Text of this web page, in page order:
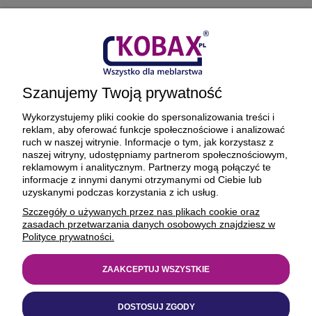
Płatności i dostawa
Ciekawostki
O firmie
BEZPIECZNE PŁATNOŚCI ORAZ DOSTAWA
Realizacja
https://xeniadesign.pl/| Sklep
Szanujemy Twoją prywatność
Wykorzystujemy pliki cookie do spersonalizowania treści i
reklam, aby oferować funkcje społecznościowe i analizować
ruch w naszej witrynie. Informacje o tym, jak korzystasz z
naszej witryny, udostępniamy partnerom społecznościowym,
reklamowym i analitycznym. Partnerzy mogą połączyć te
informacje z innymi danymi otrzymanymi od Ciebie lub
uzyskanymi podczas korzystania z ich usług.
Szczegóły o używanych przez nas plikach cookie oraz
zasadach przetwarzania danych osobowych znajdziesz w
Polityce prywatności.
DOSTOSUJ ZGODY
ZAAKCEPTUJ WSZYSTKIE